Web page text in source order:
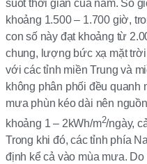
suốt thời gian của năm. Số
khoảng 1.500 – 1.700 giờ,
con số này đạt khoảng từ
chung, lượng bức xạ mặt
với các tỉnh miền Trung và
không phân phối đều quanh
mưa phùn kéo dài nên
khoảng 1 – 2kWh/m2/ngày,
Trong khi đó, các tỉnh phía
định kể cả vào mùa mưa.